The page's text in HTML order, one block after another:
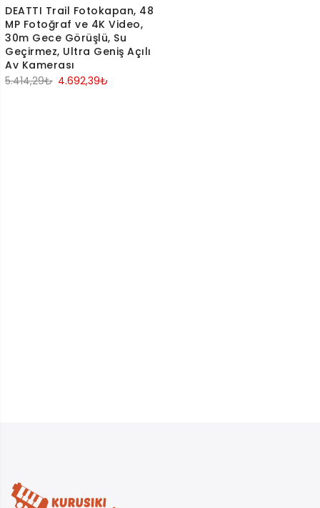
DEATTI Trail Fotokapan, 48
MP Fotoğraf ve 4K Video,
30m Gece Görüşlü, Su
Geçirmez, Ultra Geniş Açılı
Av Kamerası
5.414,29₺ Orijinal
4.692,39₺